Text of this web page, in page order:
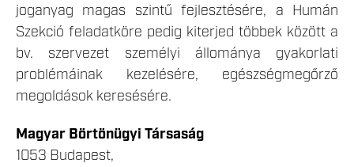
joganyag magas szintű fejlesztésére, a Humán
Szekció feladatköre pedig kiterjed többek között a
bv. szervezet személyi állománya gyakorlati
problémáinak kezelésére, egészségmegőrző
megoldások keresésére.
Magyar Börtönügyi Társaság
1053 Budapest,